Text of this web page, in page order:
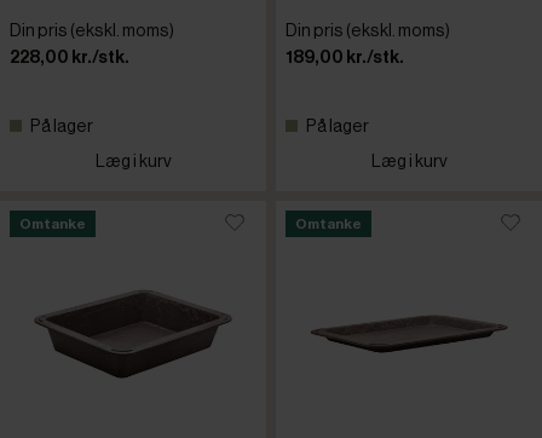
Tognana
Din pris (ekskl. moms)
228,00 kr./stk.
På lager
Læg i kurv
Din pris (ekskl. moms)
189,00 kr./stk.
På lager
Læg i kurv
Omtanke Omtanke